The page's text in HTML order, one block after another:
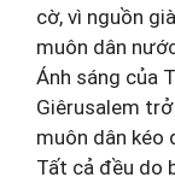
cờ, vì nguồn
muôn dân
Ánh sáng của
Giêrusalem
muôn dân kéo
Tất cả đều do